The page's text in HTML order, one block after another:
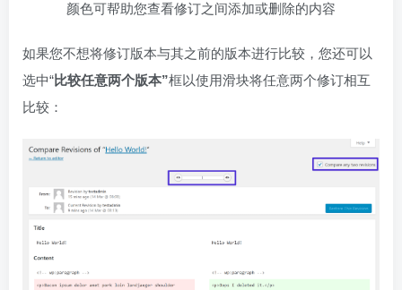
颜色可帮助您查看修订之间添加或删除的内容
如果您不想将修订版本与其之前的版本进行比较，您还可以
选中“比较任意两个版本”框以使用滑块将任意两个修订相互
比较：